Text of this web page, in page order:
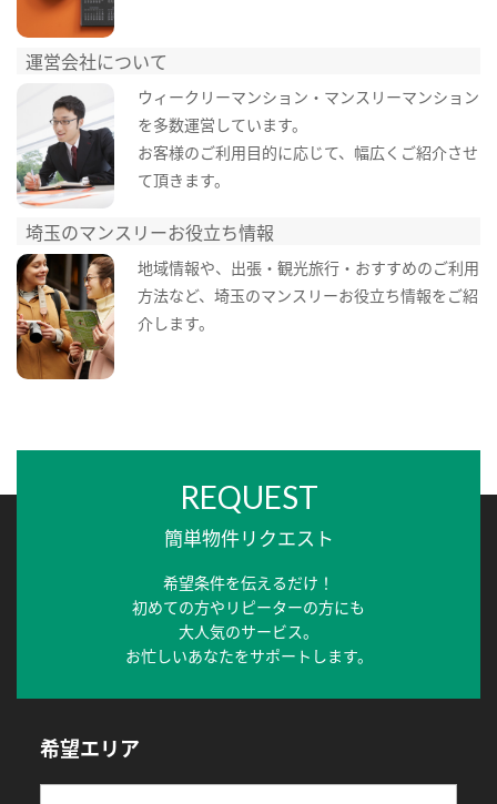
運営会社について
ウィークリーマンション・マンスリーマンション
を多数運営しています。
お客様のご利用目的に応じて、幅広くご紹介させ
て頂きます。
埼玉のマンスリーお役立ち情報
地域情報や、出張・観光旅行・おすすめのご利用
方法など、埼玉のマンスリーお役立ち情報をご紹
介します。
REQUEST
簡単物件リクエスト
希望条件を伝えるだけ！
初めての方やリピーターの方にも
大人気のサービス。
お忙しいあなたをサポートします。
希望エリア